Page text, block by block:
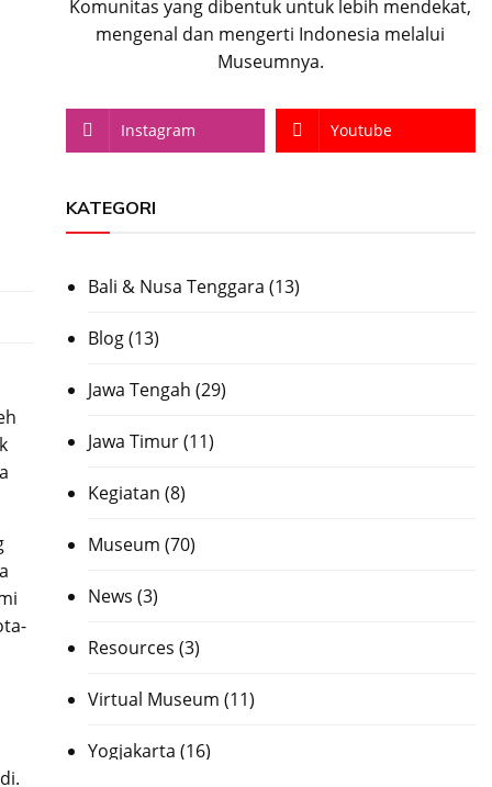
Komunitas yang dibentuk untuk lebih mendekat,
mengenal dan mengerti Indonesia melalui
Museumnya.
Instagram Youtube
KATEGORI
Bali & Nusa Tenggara (13)
Blog(13)
Jawa Tengah (29)
Jawa Timur(11)
Kegiatan (8)
Museum (70)
News (3)
Resources (3)
Virtual Museum (11)
Yogjakarta (16)